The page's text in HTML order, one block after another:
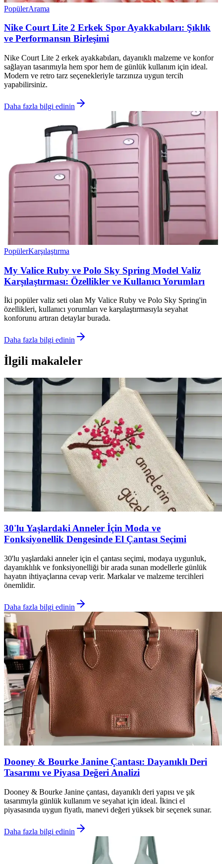
PopülerArama
Nike Court Lite 2 Erkek Spor Ayakkabıları: Şıklık
ve Performansın Birleşimi
Nike Court Lite 2 erkek ayakkabıları, dayanıklı malzeme ve konfor
sağlayan tasarımıyla hem spor hem de günlük kullanım için ideal.
Modern ve retro tarz seçenekleriyle tarzınıza uygun tercih
yapabilirsiniz.
Daha fazla bilgi edinin
PopülerKarşılaştırma
My Valice Ruby ve Polo Sky Spring Model Valiz
Karşılaştırması: Özellikler ve Kullanıcı Yorumları
İki popüler valiz seti olan My Valice Ruby ve Polo Sky Spring'in
özellikleri, kullanıcı yorumları ve karşılaştırmasıyla seyahat
konforunu artıran detaylar burada.
Daha fazla bilgi edinin
İlgili makaleler
30'lu Yaşlardaki Anneler İçin Moda ve
Fonksiyonellik Dengesinde El Çantası Seçimi
30'lu yaşlardaki anneler için el çantası seçimi, modaya uygunluk,
dayanıklılık ve fonksiyonelliği bir arada sunan modellerle günlük
hayatın ihtiyaçlarına cevap verir. Markalar ve malzeme tercihleri
önemlidir.
Daha fazla bilgi edinin
Dooney & Bourke Janine Çantası: Dayanıklı Deri
Tasarımı ve Piyasa Değeri Analizi
Dooney & Bourke Janine çantası, dayanıklı deri yapısı ve şık
tasarımıyla günlük kullanım ve seyahat için ideal. İkinci el
piyasasında uygun fiyatlı, manevi değeri yüksek bir seçenek sunar.
Daha fazla bilgi edinin